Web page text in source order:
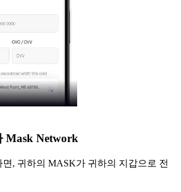
Mask Network
면, 귀하의 MASK가 귀하의 지갑으로 전